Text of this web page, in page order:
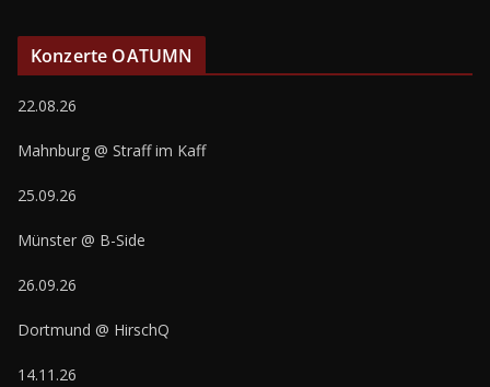
Konzerte OATUMN
22.08.26
Mahnburg @ Straff im Kaff
25.09.26
Münster @ B-Side
26.09.26
Dortmund @ HirschQ
14.11.26